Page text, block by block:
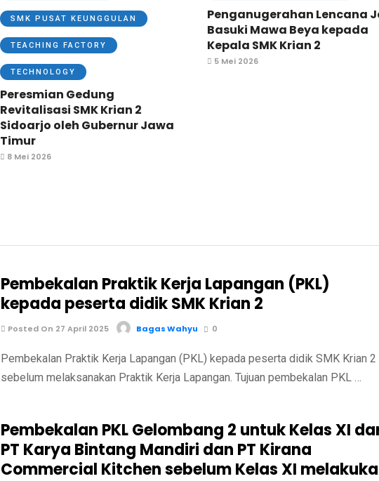
SMK PUSAT KEUNGGULAN
TEACHING FACTORY
TECHNOLOGY
Peresmian Gedung
Revitalisasi SMK Krian 2
Sidoarjo oleh Gubernur Jawa
Timur
8 Mei 2026
Penganugerahan Lencana
Basuki Mawa Beya kepada
Kepala SMK Krian 2
5 Mei 2026
Pembekalan Praktik Kerja Lapangan (PKL)
kepada peserta didik SMK Krian 2
Posted On 27 April 2025 Bagas Wahyu 0
Pembekalan Praktik Kerja Lapangan (PKL) kepada peserta didik SMK Krian 2
sebelum melaksanakan Praktik Kerja Lapangan. Tujuan pembekalan PKL …
Pembekalan PKL Gelombang 2 untuk Kelas XI
PT Karya Bintang Mandiri dan PT Kirana
Commercial Kitchen sebelum Kelas XI